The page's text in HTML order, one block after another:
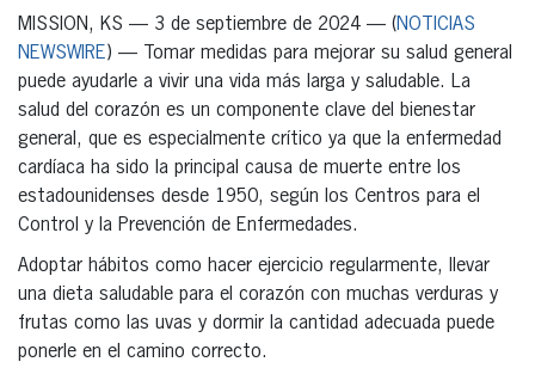
MISSION, KS — 3 de septiembre de 2024 — (NOTICIAS
NEWSWIRE) — Tomar medidas para mejorar su salud general
puede ayudarle a vivir una vida más larga y saludable. La
salud del corazón es un componente clave del bienestar
general, que es especialmente crítico ya que la enfermedad
cardíaca ha sido la principal causa de muerte entre los
estadounidenses desde 1950, según los Centros para el
Control y la Prevención de Enfermedades.
Adoptar hábitos como hacer ejercicio regularmente, llevar
una dieta saludable para el corazón con muchas verduras y
frutas como las uvas y dormir la cantidad adecuada puede
ponerle en el camino correcto.